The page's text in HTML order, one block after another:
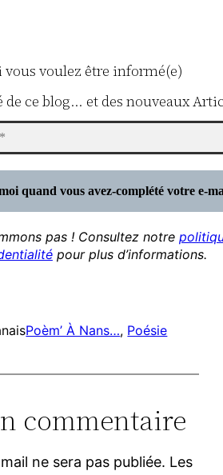
vous voulez être informé(e)
de ce blog… et des nouveaux
pas ! Consultez notre
pour plus d’informations.
Poèm’ À Nans…, Poésie
commentaire
ne sera pas publiée. Les